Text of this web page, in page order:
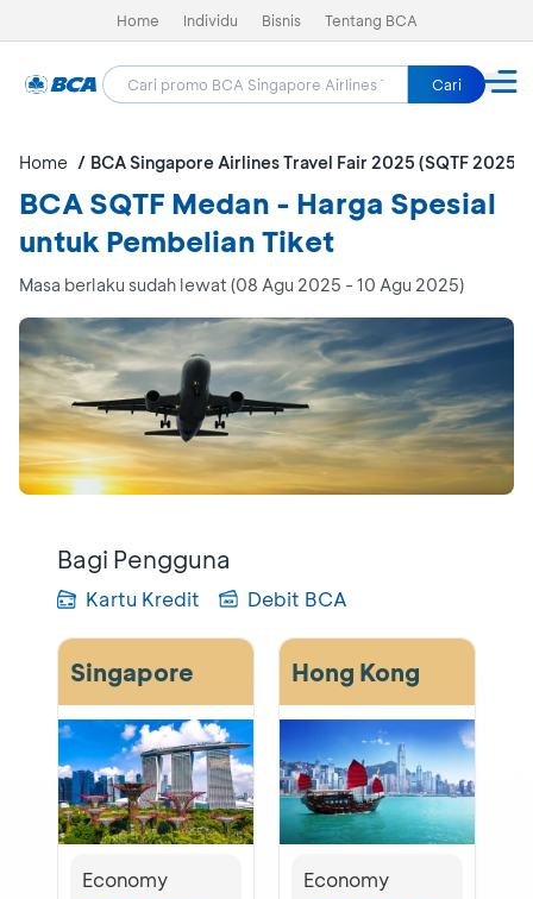
Home Individu Bisnis Tentang BCA
Cari
Home BCA Singapore Airlines Travel Fair 2025 (SQTF 2025)
BCA SQTF Medan - Harga Spesial
untuk Pembelian Tiket
Masa berlaku sudah lewat (08 Agu 2025 - 10 Agu 2025)
Bagi Pengguna
Kartu Kredit Debit BCA
Singapore
Economy
Hong Kong
Economy